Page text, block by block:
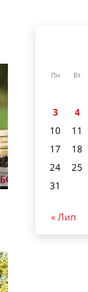
Пн Вт
3
4
10
11
17
18
24
25
31
« Лип